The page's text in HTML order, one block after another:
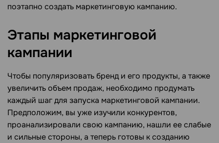
поэтапно создать маркетинговую кампанию.
Этапы маркетинговой
кампании
Чтобы популяризовать бренд и его продукты, а также
увеличить объем продаж, необходимо продумать
каждый шаг для запуска маркетинговой кампании.
Предположим, вы уже изучили конкурентов,
проанализировали свою кампанию, нашли ее слабые
и сильные стороны, а теперь готовы к созданию